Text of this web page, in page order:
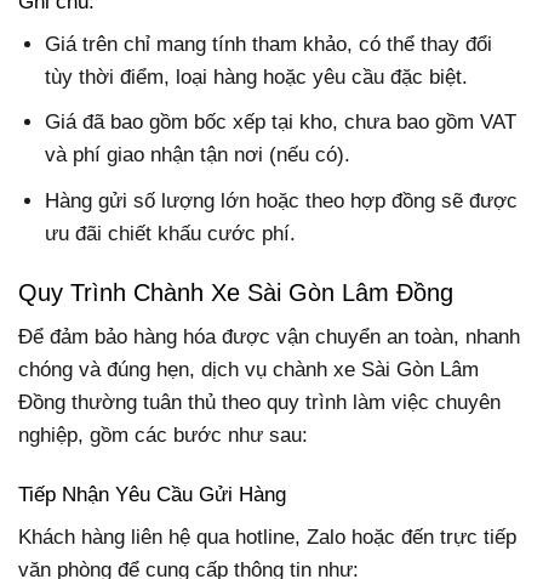
Giá trên chỉ mang tính tham khảo, có thể thay đổi
tùy thời điểm, loại hàng hoặc yêu cầu đặc biệt.
Giá đã bao gồm bốc xếp tại kho, chưa bao gồm VAT
và phí giao nhận tận nơi (nếu có).
Hàng gửi số lượng lớn hoặc theo hợp đồng sẽ được
ưu đãi chiết khấu cước phí.
Quy Trình Chành Xe Sài Gòn Lâm Đồng
Để đảm bảo hàng hóa được vận chuyển an toàn, nhanh
chóng và đúng hẹn, dịch vụ chành xe Sài Gòn Lâm
Đồng thường tuân thủ theo quy trình làm việc chuyên
nghiệp, gồm các bước như sau:
Tiếp Nhận Yêu Cầu Gửi Hàng
Khách hàng liên hệ qua hotline, Zalo hoặc đến trực tiếp
văn phòng để cung cấp thông tin như: